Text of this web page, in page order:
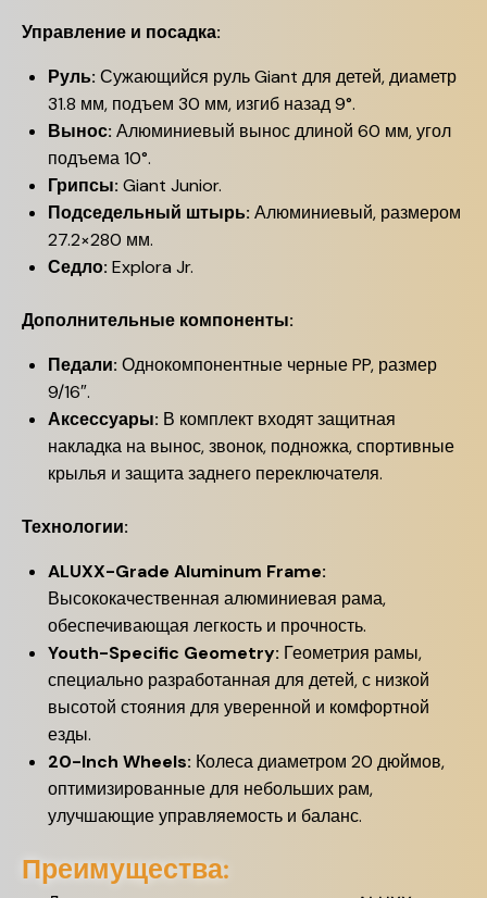
Управление и посадка:
Руль: Сужающийся руль Giant для детей, диаметр
31.8 мм, подъем 30 мм, изгиб назад 9°.
Вынос: Алюминиевый вынос длиной 60 мм, угол
подъема 10°.
Грипсы: Giant Junior.
Подседельный штырь: Алюминиевый, размером
27.2×280 мм.
Седло: Explora Jr.
Дополнительные компоненты:
Педали: Однокомпонентные черные PP, размер
9/16″.
Аксессуары: В комплект входят защитная
накладка на вынос, звонок, подножка, спортивные
крылья и защита заднего переключателя.
Технологии:
ALUXX-Grade Aluminum Frame:
Высококачественная алюминиевая рама,
обеспечивающая легкость и прочность.
Youth-Specific Geometry: Геометрия рамы,
специально разработанная для детей, с низкой
высотой стояния для уверенной и комфортной
езды.
20-Inch Wheels: Колеса диаметром 20 дюймов,
оптимизированные для небольших рам,
улучшающие управляемость и баланс.
Преимущества: